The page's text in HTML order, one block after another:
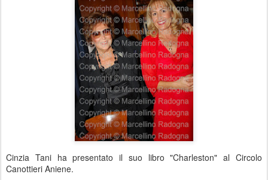
Cinzia Tani ha presentato il suo libro "Charleston" al Circolo
Canottieri Aniene.